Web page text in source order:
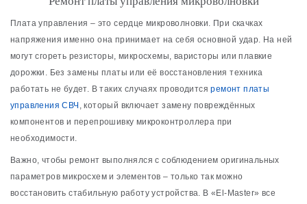
Плата управления – это сердце микроволновки. При скачках
напряжения именно она принимает на себя основной удар. На ней
могут сгореть резисторы, микросхемы, варисторы или плавкие
дорожки. Без замены платы или её восстановления техника
работать не будет. В таких случаях проводитсяремонт платы
управления СВЧ , который включает замену повреждённых
компонентов и перепрошивку микроконтроллера при
необходимости.
Важно, чтобы ремонт выполнялся с соблюдением оригинальных
параметров микросхем и элементов – только так можно
восстановить стабильную работу устройства. В «El-Master» все